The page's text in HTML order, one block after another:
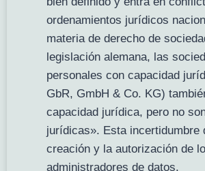
ordenamientos jurídicos
materia de derecho de
legislación alemana, las
personales con capacidad
GbR, GmbH & Co. KG)
capacidad jurídica, pero no
jurídicas». Esta incertidumbre
creación y la autorización de
administradores de datos.